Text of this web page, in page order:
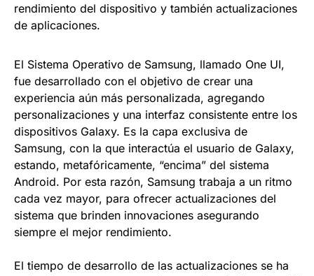
rendimiento del dispositivo y también actualizaciones
de aplicaciones.
El Sistema Operativo de Samsung, llamado One UI,
fue desarrollado con el objetivo de crear una
experiencia aún más personalizada, agregando
personalizaciones y una interfaz consistente entre los
dispositivos Galaxy. Es la capa exclusiva de
Samsung, con la que interactúa el usuario de Galaxy,
estando, metafóricamente, “encima” del sistema
Android. Por esta razón, Samsung trabaja a un ritmo
cada vez mayor, para ofrecer actualizaciones del
sistema que brinden innovaciones asegurando
siempre el mejor rendimiento.
El tiempo de desarrollo de las actualizaciones se ha